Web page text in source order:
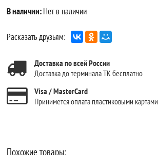
В наличии:Нет в наличии
Расказать друзьям:
Доставка по всей России
Доставка до терминала ТК бесплатно
Visa / MasterCard
Принимется оплата пластиковыми картами
Похожие товары: